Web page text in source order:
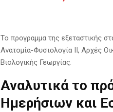
Το προγραμμα της εξεταστικής
Ανατομία-Φυσιολογία ΙΙ, Αρχές
Βιολογικής Γεωργίας.
Αναλυτικά το
Ημερήσιων και